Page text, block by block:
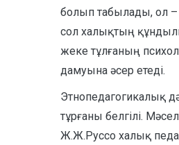
болып табылады, ол –
сол халықтың
жеке тұлғаның
дамуына әсер етеді.
Этнопедагогикалық
тұрғаны белгілі.
Ж.Ж.Руссо халық